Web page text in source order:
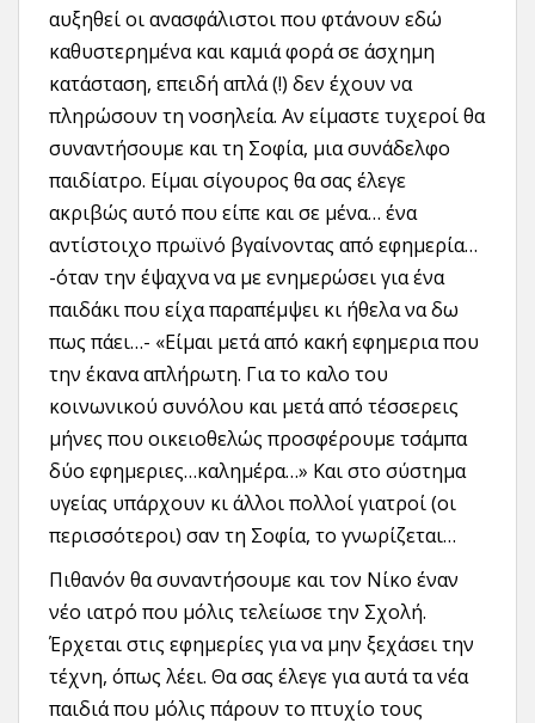
αυξηθεί οι ανασφάλιστοι που φτάνουν εδώ
καθυστερημένα και καμιά φορά σε άσχημη
κατάσταση, επειδή απλά (!) δεν έχουν να
πληρώσουν τη νοσηλεία. Αν είμαστε τυχεροί θα
συναντήσουμε και τη Σοφία, μια συνάδελφο
παιδίατρο. Είμαι σίγουρος θα σας έλεγε
ακριβώς αυτό που είπε και σε μένα… ένα
αντίστοιχο πρωϊνό βγαίνοντας από εφημερία…
-όταν την έψαχνα να με ενημερώσει για ένα
παιδάκι που είχα παραπέμψει κι ήθελα να δω
πως πάει…- «Είμαι μετά από κακή εφημερια που
την έκανα απλήρωτη. Για το καλο του
κοινωνικού συνόλου και μετά από τέσσερεις
μήνες που οικειοθελώς προσφέρουμε τσάμπα
δύο εφημεριες…καλημέρα…» Και στο σύστημα
υγείας υπάρχουν κι άλλοι πολλοί γιατροί (οι
περισσότεροι) σαν τη Σοφία, το γνωρίζεται…
Πιθανόν θα συναντήσουμε και τον Νίκο έναν
νέο ιατρό που μόλις τελείωσε την Σχολή.
Έρχεται στις εφημερίες για να μην ξεχάσει την
τέχνη, όπως λέει. Θα σας έλεγε για αυτά τα νέα
παιδιά που μόλις πάρουν το πτυχίο τους